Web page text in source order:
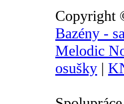
Copyright
Bazény -
Melodic
osušky |